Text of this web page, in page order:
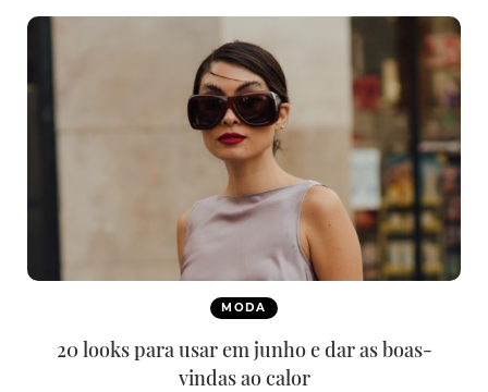
MODA
20 looks para usar em junho e dar as boas-
vindas ao calor